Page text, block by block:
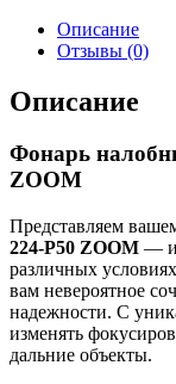
Описание
Отзывы (0)
Описание
Фонарь
ZOOM
Представляем
224-P50 ZOOM —
различных
вам невероятное
надежности. С
изменять
дальние объекты.